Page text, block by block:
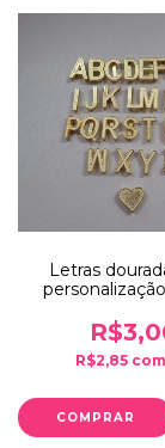
Letras
R$2,85 com
COMPRAR